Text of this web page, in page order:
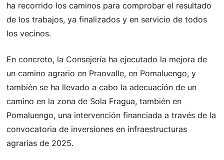
ha recorrido los caminos para comprobar el resultado
de los trabajos, ya finalizados y en servicio de todos
los vecinos.
En concreto, la Consejería ha ejecutado la mejora de
un camino agrario en Praovalle, en Pomaluengo, y
también se ha llevado a cabo la adecuación de un
camino en la zona de Sola Fragua, también en
Pomaluengo, una intervención financiada a través de la
convocatoria de inversiones en infraestructuras
agrarias de 2025.